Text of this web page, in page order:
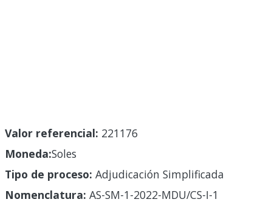
Valor referencial: 221176
Moneda:Soles
Tipo de proceso: Adjudicación Simplificada
Nomenclatura: AS-SM-1-2022-MDU/CS-I-1